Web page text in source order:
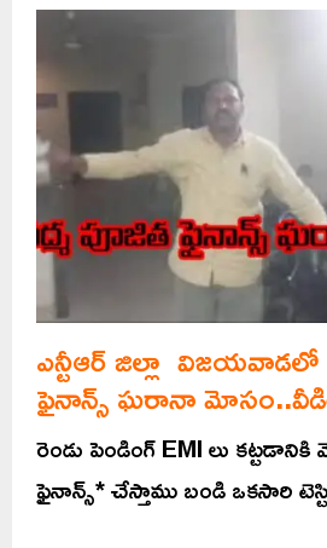
ఎన్టీఆర్ జిల్లా విజయవాడలో
ఫైనాన్స్ ఘరానా
రెండు పెండింగ్ EMI లు
ఫైనాన్స్* చేస్తాము బండి ఒకసారి